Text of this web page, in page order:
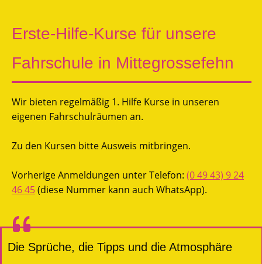
Erste-Hilfe-Kurse für unsere
Fahrschule in Mittegrossefehn
Wir bieten regelmäßig 1. Hilfe Kurse in unseren
eigenen Fahrschulräumen an.
Zu den Kursen bitte Ausweis mitbringen.
Vorherige Anmeldungen unter Telefon: (0 49 43) 9 24
46 45(diese Nummer kann auch WhatsApp).
Die Sprüche, die Tipps und die Atmosphäre